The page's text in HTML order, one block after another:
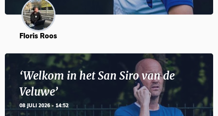
Floris Roos
‘Welkom in het San Siro van de
Veluwe’
08 JULI 2026 - 14:52